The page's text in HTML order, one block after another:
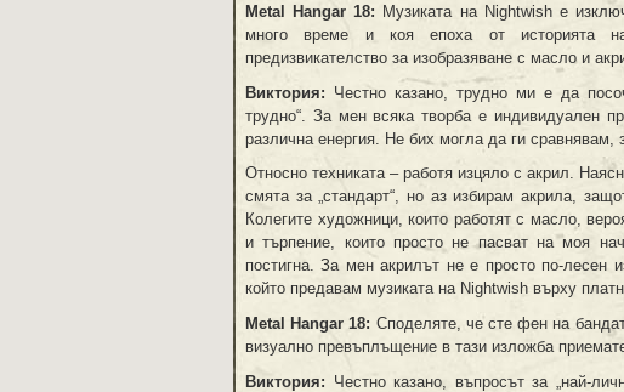
Metal Hangar 18: Музиката на Nightwish е
много време и коя епоха от историята
предизвикателство за изобразяване с масло и
Виктория: Честно казано, трудно ми е да
трудно“. За мен всяка творба е индивидуален
различна енергия. Не бих могла да ги сравнявам,
Относно техниката – работя изцяло с акрил.
смята за „стандарт“, но аз избирам акрила,
Колегите художници, които работят с масло,
и търпение, които просто не пасват на моя
постигна. За мен акрилът не е просто по-лесен
който предавам музиката на Nightwish върху
Metal Hangar 18: Споделяте, че сте фен на
визуално превъплъщение в тази изложба
Виктория: Честно казано, въпросът за „най-